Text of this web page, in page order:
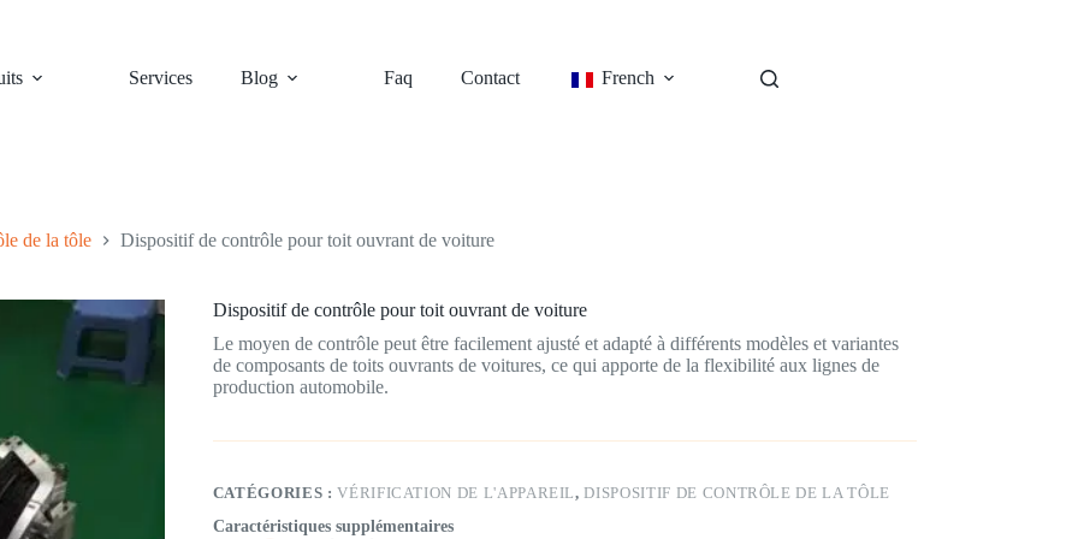
Services Blog Faq Contact French
de la tôle Dispositif de contrôle pour toit ouvrant de voiture
Dispositif de contrôle pour toit ouvrant de voiture
Le moyen de contrôle peut être facilement ajusté et adapté à différents modèles et variantes
de composants de toits ouvrants de voitures, ce qui apporte de la flexibilité aux lignes de
production automobile.
CATÉGORIES :VÉRIFICATION DE L'APPAREIL,DISPOSITIF DE CONTRÔLE DE LA TÔLE
Caractéristiques supplémentaires